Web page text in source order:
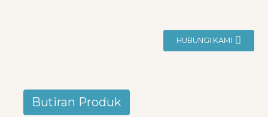
HUBUNGI KAMI
Butiran Produk